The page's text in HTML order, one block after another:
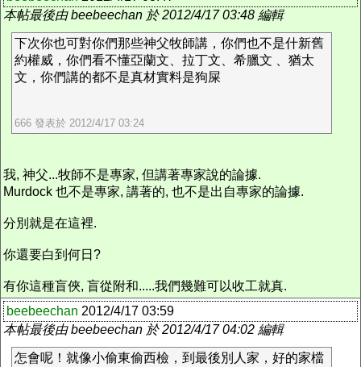
本帖最後由 beebeechan 於 2012/4/17 03:48 編輯
下次你也可對你們那些神父牧師講，你們也不是什新舊
約權威，你們看不懂亞蘭文、拉丁文、希臘文 、猶太
文，你們講的都不是真材實料是狗屎
666 發表於 2012/4/17 03:24
我, 神父...牧師不是專家, 但講著專家說的論據.
Murdock 也不是專家, 講著的, 也不是出自專家的論據.
分別就是在這裡.
你還要白到何日?
有你這種盲俠, 盲從附和.....我們幾難可以收工就真.
beebeechan 2012/4/17 03:59
本帖最後由 beebeechan 於 2012/4/17 04:02 編輯
怎會呢！就像小偷東偷西檢，到最後別人家，好的家檔